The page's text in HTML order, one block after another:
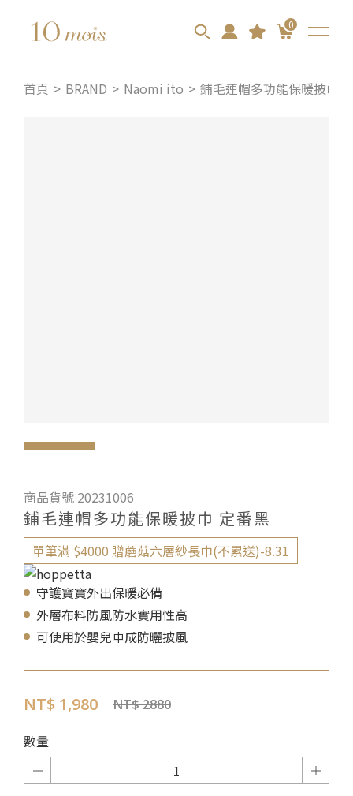
0
首頁 BRAND Naomi ito 鋪毛連帽多功能保暖披巾
商品貨號 20231006
鋪毛連帽多功能保暖披巾 定番黑
單筆滿 $4000 贈蘑菇六層紗長巾(不累送)-8.31
守護寶寶外出保暖必備
外層布料防風防水實用性高
可使用於嬰兒車成防曬披風
NT$ 1,980 NT$ 2880
數量